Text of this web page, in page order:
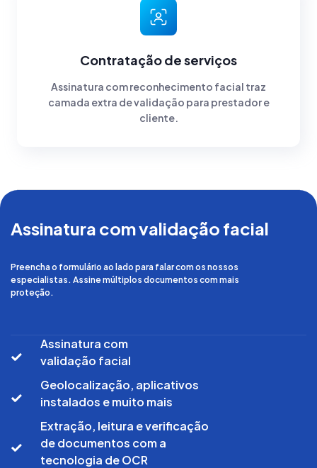
Contratação de serviços
Assinatura com reconhecimento facial traz
camada extra de validação para prestador e
cliente.
Assinatura com validação facial
Preencha o formulário ao lado para falar com os nossos
especialistas. Assine múltiplos documentos com mais
proteção.
Assinatura com
validação facial
Geolocalização, aplicativos
instalados e muito mais
Extração, leitura e verificação
de documentos com a
tecnologia de OCR